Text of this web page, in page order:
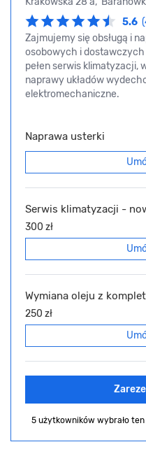
5.6
Zajmujemy się obsługą i
osobowych i
pełen serwis klimatyzacji,
naprawy układów
elektromechaniczne.
Naprawa usterki
Serwis klimatyzacji -
300 zł
Wymiana oleju z
250 zł
5 użytkowników wybrało